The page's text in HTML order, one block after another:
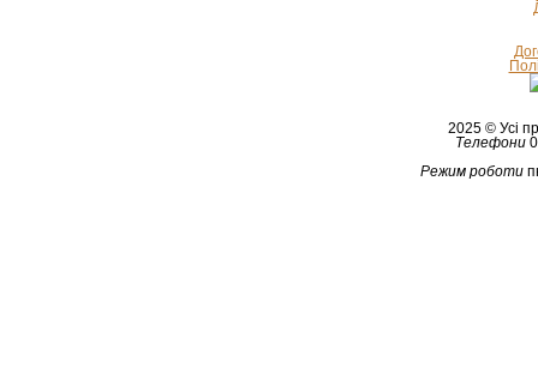
2025 © Усі
Телефони
Режим роботи